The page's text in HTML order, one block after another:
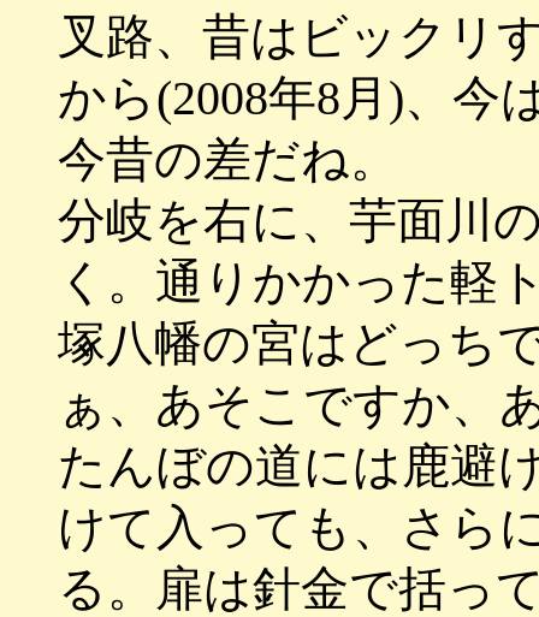
叉路、昔はビックリ
から(2008年8月)、今
今昔の差だね。
分岐を右に、芋面川
く。通りかかった軽
塚八幡の宮はどっち
ぁ、あそこですか、
たんぼの道には鹿避
けて入っても、さら
る。扉は針金で括っ